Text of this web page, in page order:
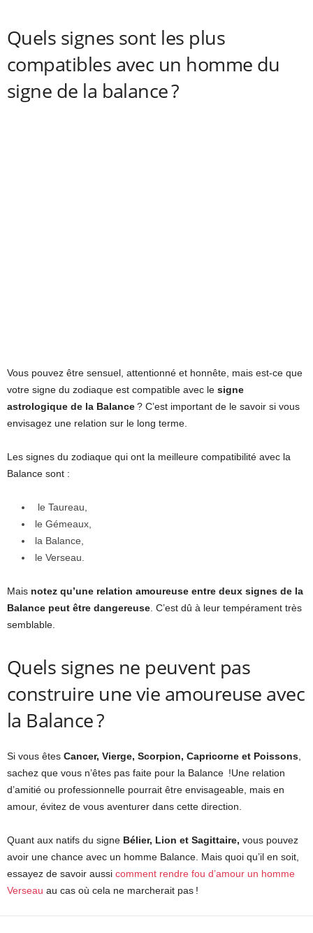
Quels signes sont les plus
compatibles avec un homme du
signe de la balance ?
Vous pouvez être sensuel, attentionné et honnête, mais est-ce que
votre signe du zodiaque est compatible avec le signe
astrologique de la Balance? C’est important de le savoir si vous
envisagez une relation sur le long terme.
Les signes du zodiaque qui ont la meilleure compatibilité avec la
Balance sont :
le Taureau,
le Gémeaux,
la Balance,
le Verseau.
Mais notez qu’une relation amoureuse entre deux signes de la
Balance peut être dangereuse. C’est dû à leur tempérament très
semblable.
Quels signes ne peuvent pas
construire une vie amoureuse avec
la Balance ?
Si vous êtes Cancer, Vierge, Scorpion, Capricorne et Poissons,
sachez que vous n’êtes pas faite pour la Balance !Une relation
d’amitié ou professionnelle pourrait être envisageable, mais en
amour, évitez de vous aventurer dans cette direction.
Quant aux natifs du signe Bélier, Lion et Sagittaire, vous pouvez
avoir une chance avec un homme Balance. Mais quoi qu’il en soit,
essayez de savoir aussi comment rendre fou d’amour un homme
Verseau au cas où cela ne marcherait pas !